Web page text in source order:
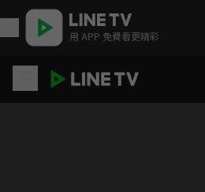
用 APP 免費看更精彩